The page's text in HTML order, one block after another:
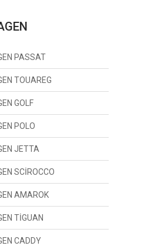
PASSAT
TOUAREG
GOLF
POLO
JETTA
SCİROCCO
AMAROK
TİGUAN
CADDY